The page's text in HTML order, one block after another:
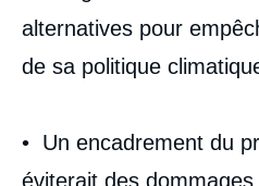
alternatives pour
de sa politique
• Un encadrement du
éviterait des